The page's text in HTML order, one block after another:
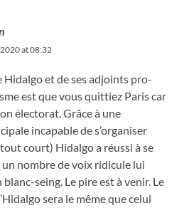
at 08:32
Hidalgo et de ses adjoints pro-
est que vous quittiez Paris car
électorat. Grâce à une
incapable de s’organiser
court) Hidalgo a réussi à se
nombre de voix ridicule lui
seing. Le pire est à venir. Le
sera le même que celui